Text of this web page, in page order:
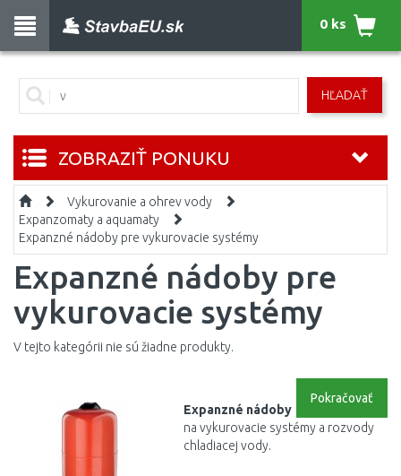
HĽADAŤ
0 ks
ZOBRAZIŤ PONUKU
Vykurovanie a ohrev vody
Expanzomaty a aquamaty
Expanzné nádoby pre vykurovacie systémy
Expanzné nádoby pre
vykurovacie systémy
V tejto kategórii nie sú žiadne produkty.
Pokračovať
Expanzné nádoby
na vykurovacie systémy a rozvody
chladiacej vody.